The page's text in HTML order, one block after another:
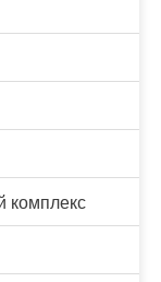
комплекс